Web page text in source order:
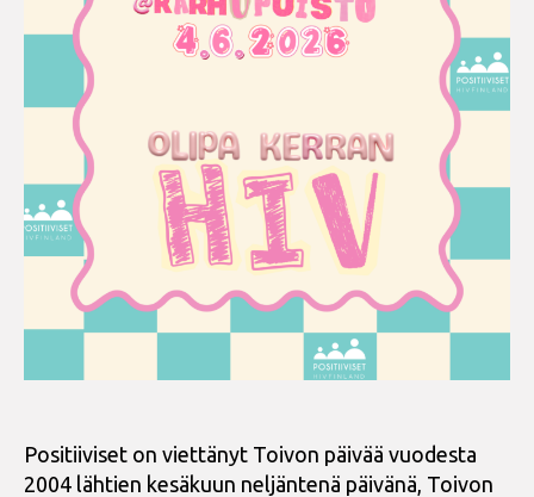
Positiiviset on viettänyt Toivon päivää vuodesta
2004 lähtien kesäkuun neljäntenä päivänä, Toivon